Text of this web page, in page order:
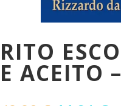
RITO
E ACEITO